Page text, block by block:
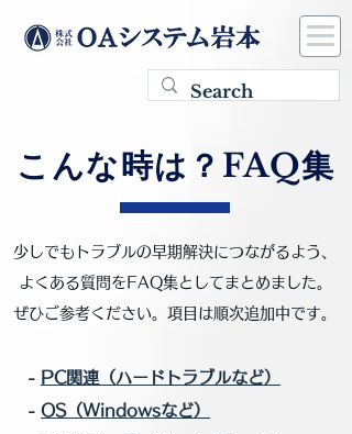
こんな時は？FAQ集
少しでもトラブルの早期解決につながるよう、
よくある質問をFAQ集としてまとめました。
ぜひご参考ください。項目は順次追加中です。
- PC関連（ハードトラブルなど）
- OS（Windowsなど）